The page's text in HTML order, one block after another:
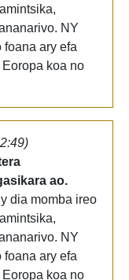
NY
foana ary efa
koa no
ao.
dia momba ireo
NY
foana ary efa
koa no